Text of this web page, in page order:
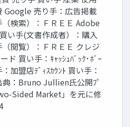
Google 売り手：広告掲載
（検索）：ＦＲＥＥ Adobe
い手(文書作成者）：購入
（閲覧）：ＦＲＥＥ クレジ
ド 買い手：ｷｬｯｼｭﾊﾞｯｸ･ﾎﾞｰ
加盟店ﾃﾞｨｽｶｳﾝﾄ 買い手：
典：Bruno Jullien氏公開ﾌﾟ
Sided Market」を元に修